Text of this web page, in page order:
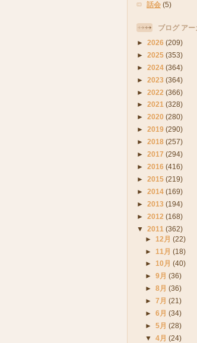
話会 (5)
ブログ アー
► 2026 (209)
► 2025 (353)
► 2024 (364)
► 2023 (364)
► 2022 (366)
► 2021 (328)
► 2020 (280)
► 2019 (290)
► 2018 (257)
► 2017 (294)
► 2016 (416)
► 2015 (219)
► 2014 (169)
► 2013 (194)
► 2012 (168)
▼ 2011 (362)
► 12月(22)
► 11月(18)
► 10月(40)
►9月(36)
►8月(36)
►7月(21)
►6月(34)
►5月(28)
▼4月(24)